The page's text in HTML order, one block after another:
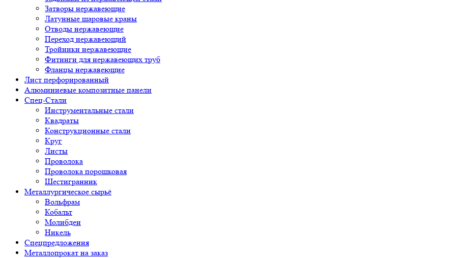
Затворы нержавеющие
Латунные шаровые краны
Отводы нержавеющие
Переход нержавеющий
Тройники нержавеющие
Фитинги для нержавеющих труб
Фланцы нержавеющие
Лист перфорированный
Алюминиевые композитные панели
Спец-Стали
Инструментальные стали
Квадраты
Конструкционные стали
Круг
Листы
Проволока
Проволока порошковая
Шестигранник
Металлургическое сырьё
Вольфрам
Кобальт
Молибден
Никель
Спецпредложения
Металлопрокат на заказ